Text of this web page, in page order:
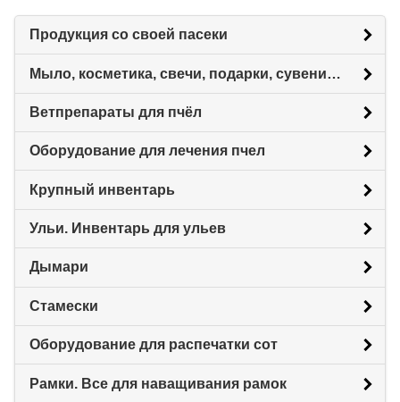
Продукция со своей пасеки
Мыло, косметика, свечи, подарки, сувениры.
Ветпрепараты для пчёл
Оборудование для лечения пчел
Крупный инвентарь
Ульи. Инвентарь для ульев
Дымари
Стамески
Оборудование для распечатки сот
Рамки. Все для наващивания рамок